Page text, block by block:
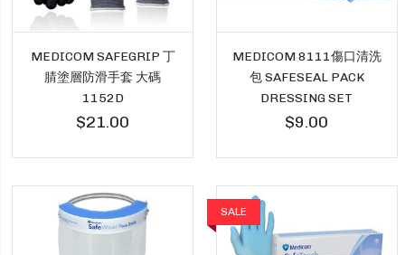
MEDICOM SAFEGRIP 丁
腈塗層防滑手套 大碼
1152D
$21.00
MEDICOM 8111傷口清洗
包 SAFESEAL PACK
DRESSING SET
$9.00
SALE